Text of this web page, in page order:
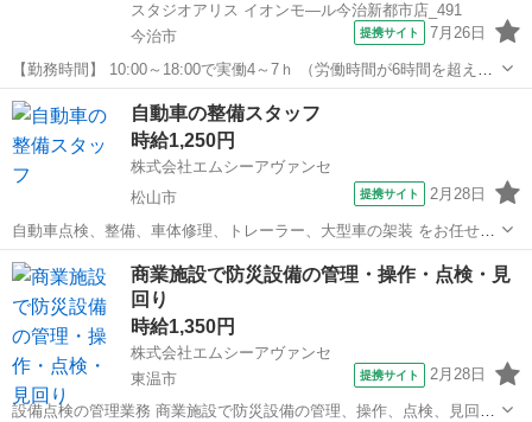
スタジオアリス イオンモ—ル今治新都市店_491
今治市
提携サイト 7月26日
【勤務時間】 10:00～18:00で実働4～7ｈ （労働時間が6時間を超えた
場合の休憩時間は法定通り） ◆土日含む週2日～・1日4ｈ～OK ◎残業
なし ◆シフトは毎月15日頃までに翌1ヵ月の 勤務不可日をスマホで
申告♪...
愛媛 その他
自動車の整備スタッフ
時給1,250円
株式会社エムシーアヴァンセ
松山市
提携サイト 2月28日
自動車点検、整備、車体修理、トレーラー、大型車の架装 をお任せし
ます。 自動車の故障個所を確認し、部品交換、修理を行います。 先輩
社員がいますので、わからないこともすぐに聞ける環境です。 車好き
愛媛 松山市 その他
商業施設で防災設備の管理・操作・点検・見
回り
時給1,350円
株式会社エムシーアヴァンセ
東温市
提携サイト 2月28日
設備点検の管理業務 商業施設で防災設備の管理、操作、点検、見回り